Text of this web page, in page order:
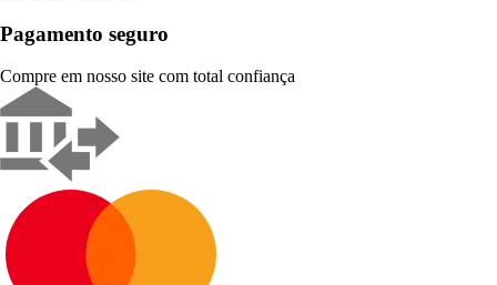
Pagamento seguro
Compre em nosso site com total confiança